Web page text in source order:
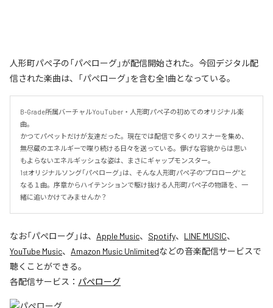
人形町パぺ子の「パぺローグ」が配信開始された。今回デジタル配
信された楽曲は、「パぺローグ」を含む全1曲となっている。
B-Grade所属バーチャルYouTuber・人形町パペ子の初めてのオリジナル楽
曲。
かつてパペットだけが友達だった。現在では配信で多くのリスナーを集め、
無尽蔵のエネルギーで喋り続ける日々を送っている。儚げな容貌からは思い
もよらないエネルギッシュな姿は、まさにギャップモンスター。
1stオリジナルソング「パペローグ」は、そんな人形町パペ子の“プロローグ”と
なる１曲。序章からハイテンションで駆け抜ける人形町パペ子の物語を、一
緒に追いかけてみませんか？
なお「パぺローグ」は、 Apple Music、 Spotify、 LINE MUSIC、
YouTube Music、 Amazon Music Unlimitedなどの音楽配信サービスで
聴くことができる。
各配信サービス： パぺローグ